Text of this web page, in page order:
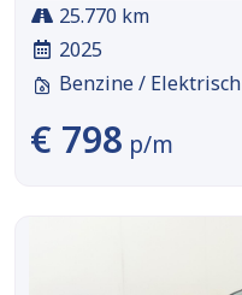
25.770 km
2025
Benzine / Elektrisch
€ 798 p/m